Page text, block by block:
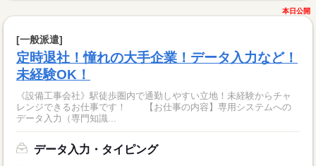
本日公開
[一般派遣]
定時退社！憧れの大手企業！データ入力など！
未経験OK！
《設備工事会社》駅徒歩圏内で通勤しやすい立地！未経験からチャ
レンジできるお仕事です！ 【お仕事の内容】専用システムへの
データ入力（専門知識...
データ入力・タイピング